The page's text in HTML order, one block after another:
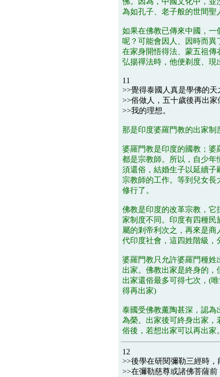
為如孔子、老子般的世間聖
如果在佛教已傳來中國，
呢？可能會因人、因時而
在家身開悟得法、蒙五祖
弘揚禪法時，他便剃度、現
11
>>覺得泰國人真是學佛的
>>俗做人，五十歲後再出
>>我的理想。
那是印度婆羅門教的出家制
婆羅門教是印度的國教；
都是宗教師。所以，自少年
須還俗，結婚生子以延續子
宗教師的工作。等到兒女長
修行了。
佛教是印度的改革宗教，
家制度不同。印度有四種
屬的剎帝利次之，再來是
代印度社會，這四姓階級
婆羅門教只允許婆羅門種
出家。佛教出家是終身的
出家還俗最多可得七次，(
得再出家)
泰國受佛教薰陶甚深，認
為榮。出家後可終身出家，
俗後，若想出家可以再出家
12
>>後學在研閱彌勒三經時
>>在彌勒慈尊或諸佛菩薩